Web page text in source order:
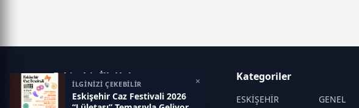
İLGİNİZİ ÇEKEBİLİR
Eskişehir Caz Festivali 2026
×
Eskisehir İlk Haber
Objektif haberin adresi...
Kategoriler
ESKİŞEHİR GENEL